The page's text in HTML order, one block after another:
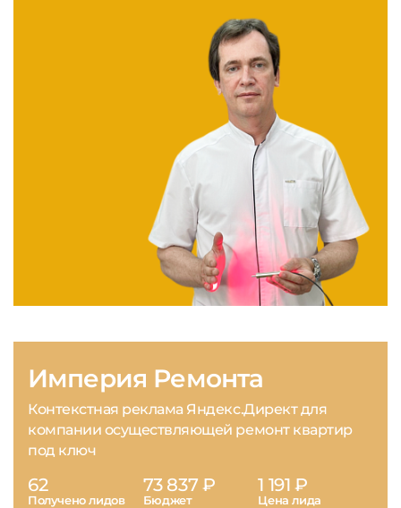
Империя Ремонта
Контекстная реклама Яндекс.Директ для
компании осуществляющей ремонт квартир
под ключ
62
Получено лидов
73 837 ₽
Бюджет
1 191 ₽
Цена лида